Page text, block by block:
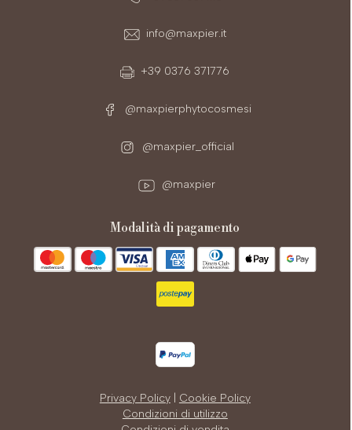
info@maxpier.it
+39 0376 371776
@maxpierphytocosmesi
@maxpier_official
@maxpier
modalità di pagamento
Privacy Policy| Cookie Policy
Condizioni di utilizzo